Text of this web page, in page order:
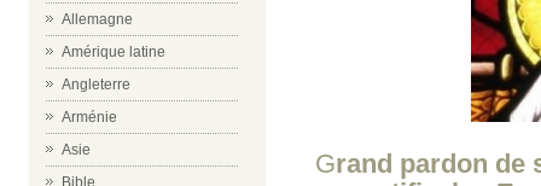
Allemagne
Amérique latine
Angleterre
Arménie
Asie
Bible
Grand pardon de